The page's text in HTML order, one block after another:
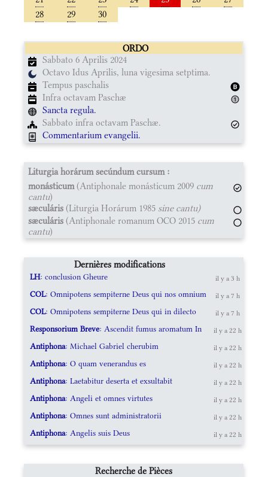
28
29 30
ORDO
Sabbato 6 Aprilis 2024
Octavo Idus Aprilis, luna vigesima setptima.
Tempus paschalis
Infra octavam Paschæ
Sancta regula.
Sabbato infra octavam Paschæ.
Commentarium evangelii.
Liturgia horárum secúndum cursum :
monásticum(Antiphonale monásticum 2009 cum
cantu)
sæculáris (Liturgia Horárum 1985 sine cantu)
sæculáris (Antiphonale romanum OCO 2015 cum
cantu)
Dernières modifications
LH: conclusion Gheure il y a 3 h
COL: Omnipotens sempiterne Deus qui nos omnium il y a 7 h
COL: Omnipotens sempiterne Deus qui in dilecto il y a 7 h
Responsorium Breve: Ascendit fumus aromatum In il y a 22 h
Antiphona: Michael Gabriel cherubim il y a 22 h
Antiphona: O quam venerandus es il y a 22 h
Antiphona: Laetabitur deserta et exsultabit il y a 22 h
Antiphona: Angeli et omnes virtutes il y a 22 h
Antiphona: Omnes sunt administratorii il y a 22 h
Antiphona: Angelis suis Deus il y a 22 h
Recherche de Pièces